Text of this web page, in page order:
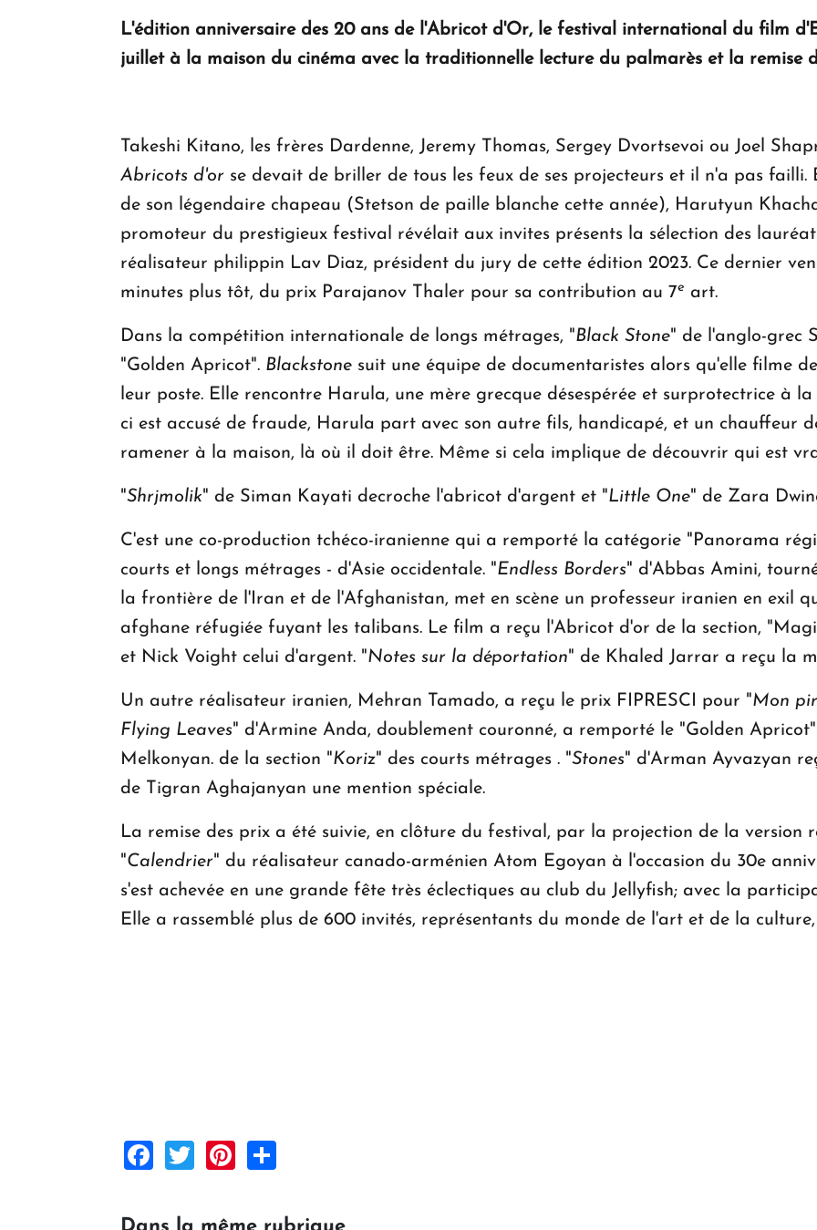
L'édition anniversaire des 20 ans de l'Abricot d'Or, le festival international du film
juillet à la maison du cinéma avec la traditionnelle lecture du palmarès et la remise
Takeshi Kitano, les frères Dardenne, Jeremy Thomas, Sergey Dvortsevoi ou Joel
Abricots d'or se devait de briller de tous les feux de ses projecteurs et il n'a pas failli.
de son légendaire chapeau (Stetson de paille blanche cette année), Harutyun
promoteur du prestigieux festival révélait aux invites présents la sélection des
réalisateur philippin Lav Diaz, président du jury de cette édition 2023. Ce dernier
minutes plus tôt, du prix Parajanov Thaler pour sa contribution au 7e art.
Dans la compétition internationale de longs métrages, "Black Stone" de l'anglo-grec
"Golden Apricot". Blackstone suit une équipe de documentaristes alors qu'elle filme
leur poste. Elle rencontre Harula, une mère grecque désespérée et surprotectrice à
ci est accusé de fraude, Harula part avec son autre fils, handicapé, et un chauffeur
ramener à la maison, là où il doit être. Même si cela implique de découvrir qui est
"Shrjmolik" de Siman Kayati decroche l'abricot d'argent et "Little One" de Zara
C'est une co-production tchéco-iranienne qui a remporté la catégorie "Panorama
courts et longs métrages - d'Asie occidentale. "Endless Borders" d'Abbas Amini,
la frontière de l'Iran et de l'Afghanistan, met en scène un professeur iranien en exil
afghane réfugiée fuyant les talibans. Le film a reçu l'Abricot d'or de la section,
et Nick Voight celui d'argent. "Notes sur la déportation" de Khaled Jarrar a reçu la
Un autre réalisateur iranien, Mehran Tamado, a reçu le prix FIPRESCI pour "Mon
Flying Leaves" d'Armine Anda, doublement couronné, a remporté le "Golden
Melkonyan. de la section "Koriz" des courts métrages . "Stones" d'Arman Ayvazyan
de Tigran Aghajanyan une mention spéciale.
La remise des prix a été suivie, en clôture du festival, par la projection de la version
"Calendrier" du réalisateur canado-arménien Atom Egoyan à l'occasion du 30e
s'est achevée en une grande fête très éclectiques au club du Jellyfish; avec la
Elle a rassemblé plus de 600 invités, représentants du monde de l'art et de la
Facebook
TwitterPinterest